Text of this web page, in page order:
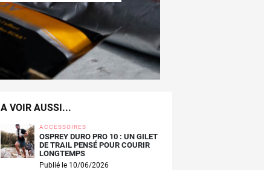
A VOIR AUSSI...
ACCESSOIRES
OSPREY DURO PRO 10 : UN GILET
DE TRAIL PENSÉ POUR COURIR
LONGTEMPS
Publié le 10/06/2026